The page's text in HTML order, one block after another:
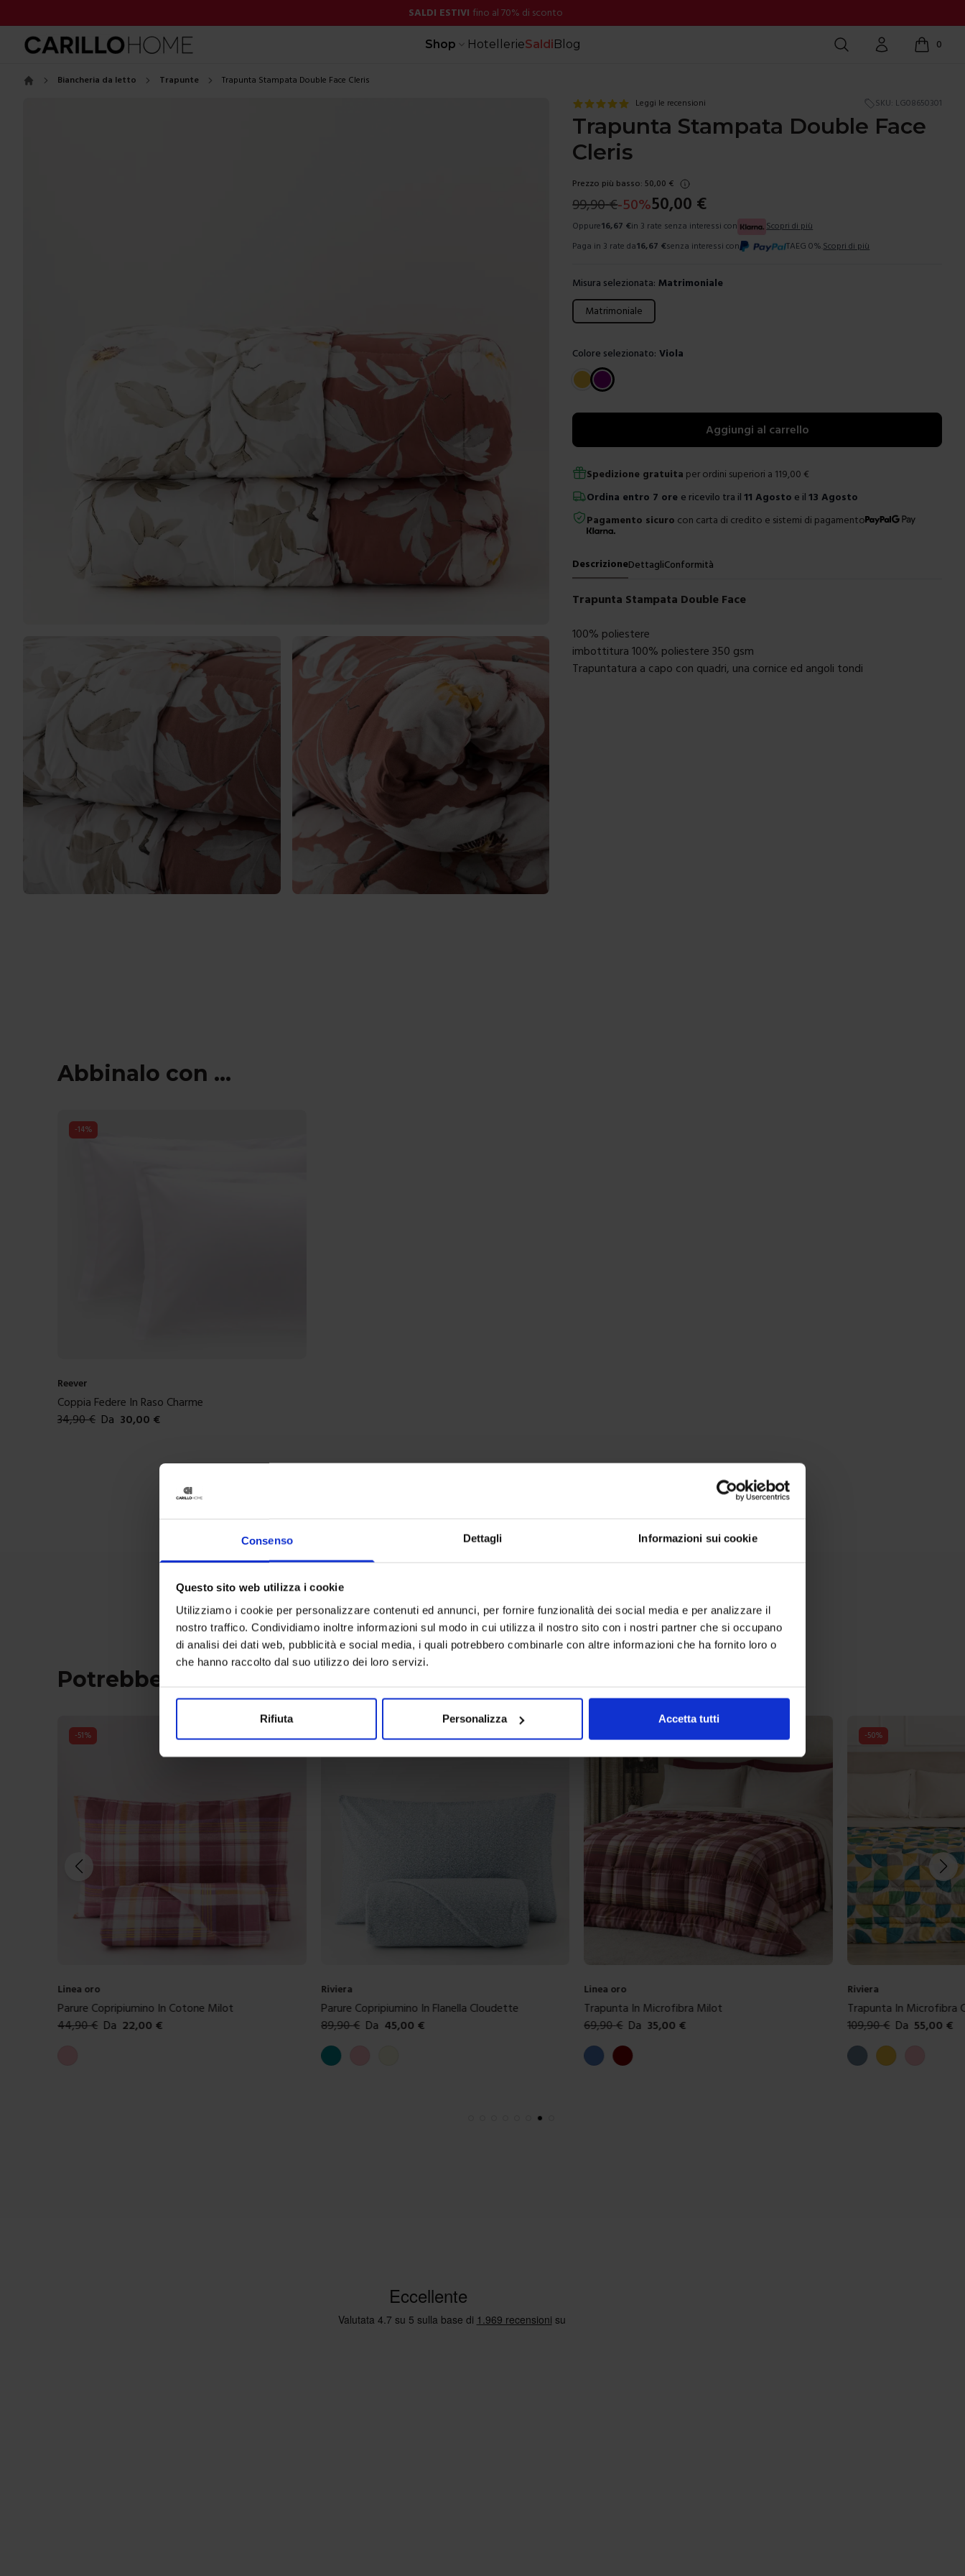
Consenso Dettagli Informazioni sui cookie
Questo sito web utilizza i cookie
Utilizziamo i cookie per personalizzare contenuti ed annunci, per fornire funzionalità dei social media e per analizzare il
nostro traffico. Condividiamo inoltre informazioni sul modo in cui utilizza il nostro sito con i nostri partner che si occupano
di analisi dei dati web, pubblicità e social media, i quali potrebbero combinarle con altre informazioni che ha fornito loro o
che hanno raccolto dal suo utilizzo dei loro servizi.
Rifiuta Personalizza Accetta tutti
SALDI ESTIVI fino al 70% di sconto
Shop HotellerieSaldiBlog Cerca Account 0
items in
Biancheria da letto Trapunte Trapunta Stampata Double Face Cleris
Leggi le recensioni SKU: LG08650301
Trapunta Stampata Double Face
Cleris
Prezzo più basso: 50,00 €
99,90€-50%50,00 €
Oppure16,67 €in 3 rate senza interessi con
Scopri di più
Paga in 3 rate da16,67 €senza interessi con TAEG 0%. Scopri di più
Misura selezionata: Matrimoniale
Scegli una misura
Matrimoniale
Colore selezionato: Viola
Scegli un colore
Aggiungi al carrello
Spedizione gratuita per ordini superiori a 119,00 €
Ordina entro 7 ore e ricevilo tra il11 Agosto e il 13 Agosto
Pagamento sicuro con carta di credito e sistemi di pagamento
DescrizioneDettagliConformità
Trapunta Stampata Double Face
100% poliestere
imbottitura 100% poliestere 350 gsm
Trapuntatura a capo con quadri, una cornice ed angoli tondi
Abbinalo con ...
-14%
Reever
Coppia Federe In Raso Charme
34,90€ Da 30,00 €
Potrebbe interessarti anche
-51%
Linea oro
Parure Copripiumino In Cotone Milot
44,90€ Da 22,00 €
Riviera
Parure Copripiumino In Flanella Cloudette
89,90€ Da 45,00 €
Colori disponibili
Ottanio
Linea oro
Trapunta In Microfibra Milot
69,90€ Da 35,00 €
Colori disponibili
Blue Bordeaux
-50%
Riviera
Trapunta In Microfibra
109,90€ Da 55,00 €
Colori disponibili
Carta da zucchero
Giallo